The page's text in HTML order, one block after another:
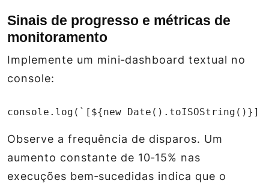
Sinais de progresso e métricas de
monitoramento
Implemente um mini‑dashboard textual no
console:
console.log(`[${new
Observe a frequência de disparos. Um
aumento constante de 10‑15% nas
execuções bem‑sucedidas indica que o